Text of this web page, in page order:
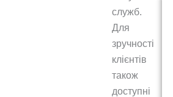
служб.
Для
зручності
клієнтів
також
доступні